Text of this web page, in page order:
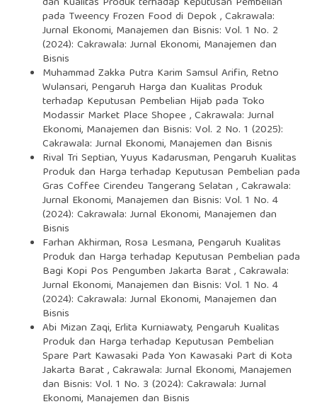
pada Tweency Frozen Food di Depok,Cakrawala:
Jurnal Ekonomi, Manajemen dan Bisnis: Vol. 1 No. 2
(2024): Cakrawala: Jurnal Ekonomi, Manajemen dan
Bisnis
Muhammad Zakka Putra Karim Samsul Arifin, Retno
Wulansari, Pengaruh Harga dan Kualitas Produk
terhadap Keputusan Pembelian Hijab pada Toko
Modassir Market Place Shopee,Cakrawala: Jurnal
Ekonomi, Manajemen dan Bisnis: Vol. 2 No. 1 (2025):
Cakrawala: Jurnal Ekonomi, Manajemen dan Bisnis
Rival Tri Septian, Yuyus Kadarusman, Pengaruh Kualitas
Produk dan Harga terhadap Keputusan Pembelian pada
Gras Coffee Cirendeu Tangerang Selatan ,Cakrawala:
Jurnal Ekonomi, Manajemen dan Bisnis: Vol. 1 No. 4
(2024): Cakrawala: Jurnal Ekonomi, Manajemen dan
Bisnis
Farhan Akhirman, Rosa Lesmana, Pengaruh Kualitas
Produk dan Harga terhadap Keputusan Pembelian pada
Bagi Kopi Pos Pengumben Jakarta Barat,Cakrawala:
Jurnal Ekonomi, Manajemen dan Bisnis: Vol. 1 No. 4
(2024): Cakrawala: Jurnal Ekonomi, Manajemen dan
Bisnis
Abi Mizan Zaqi, Erlita Kurniawaty, Pengaruh Kualitas
Produk dan Harga terhadap Keputusan Pembelian
Spare Part Kawasaki Pada Yon Kawasaki Part di Kota
Jakarta Barat,Cakrawala: Jurnal Ekonomi, Manajemen
dan Bisnis: Vol. 1 No. 3 (2024): Cakrawala: Jurnal
Ekonomi, Manajemen dan Bisnis